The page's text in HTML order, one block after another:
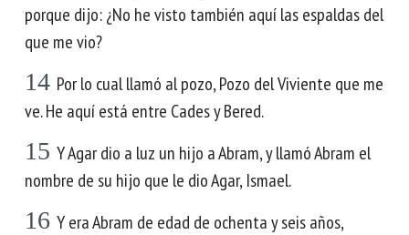
porque dijo: ¿No he visto también aquí las espaldas del
que me vio?
14 Por lo cual llamó al pozo, Pozo del Viviente que me
ve. He aquí está entre Cades y Bered.
15 Y Agar dio a luz un hijo a Abram, y llamó Abram el
nombre de su hijo que le dio Agar, Ismael.
16 Y era Abram de edad de ochenta y seis años,